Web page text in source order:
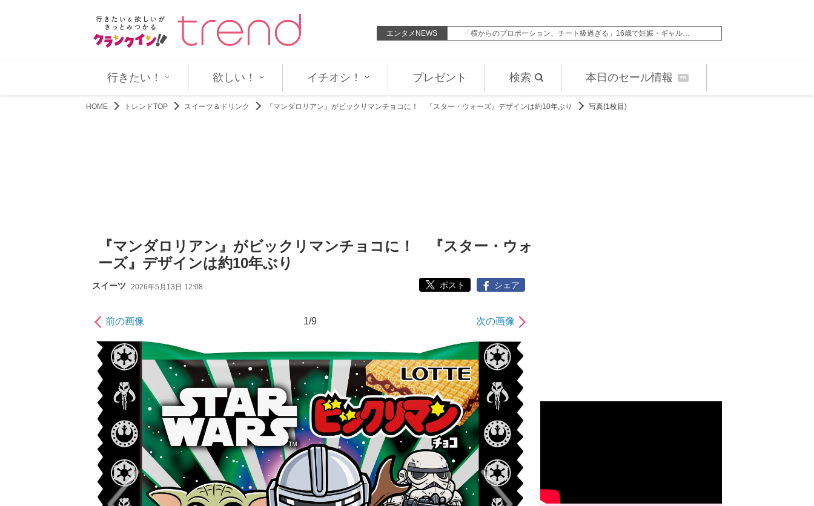
エンタメNEWS
日子の素性が明らかに 第… 『VIVANT』第13話先行場面カット解禁 今夜すべての予想を覆すラ… 「横からのプロポーション、チート級過ぎる」16歳で妊娠・ギャル…
行きたい！ 欲しい！ イチオシ！ プレゼント 検索 本日のセール情報 PR
HOME トレンドTOP スイーツ＆ドリンク 『マンダロリアン』がビックリマンチョコに！ 『スター・ウォーズ』デザインは約10年ぶり 写真(1枚目)
『マンダロリアン』がビックリマンチョコに！ 『スター・ウォ
ーズ』デザインは約10年ぶり
スイーツ 2026年5月13日 12:08 ポスト シェア
前の画像 1/9 次の画像